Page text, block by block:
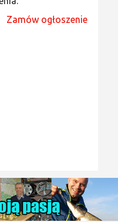
Zamów ogłoszenie